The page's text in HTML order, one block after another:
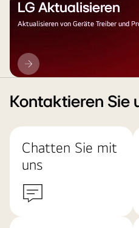
LG Aktualisieren
Aktualisieren von Geräte Treiber und
LG
Aktualisieren
Kontaktieren Sie
Chatten Sie mit
uns